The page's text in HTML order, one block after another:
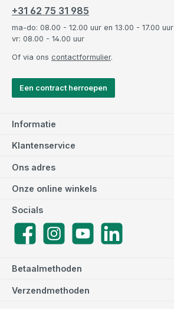
+31 62 75 31 985
ma-do: 08.00 - 12.00 uur en 13.00 - 17.00 uur
vr: 08.00 - 14.00 uur
Of via ons contactformulier.
Een contract herroepen
Informatie
Klantenservice
Betaalmethoden
Verzendmethoden
Ons adres
Socials
FacebookInstagramYouTube
Onze online winkels